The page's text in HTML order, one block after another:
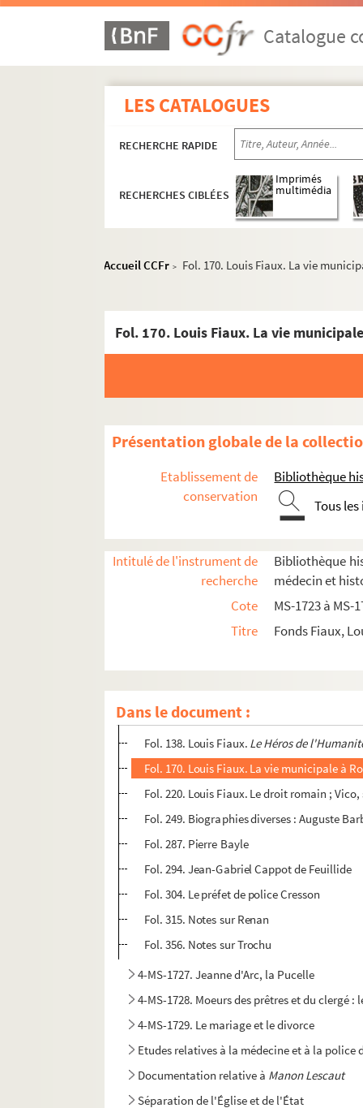
Catalogue
LES CATALOGUES
RECHERCHE RAPIDE
RECHERCHES CIBLÉES
Imprimés
multimédia
Accueil CCFr > Fol. 170. Louis Fiaux. La vie
Présentation globale de la
Etablissement de
conservation
Bibliothèque
Tous
Intitulé de l'instrument de
recherche
Bibliothèque
médecin et
Cote
MS-1723 à MS-
Titre
Fonds Fiaux,
Dans le document :
Documents relatifs à ses activités de
4-MS-1726. Notes diverses de Louis Fiaux
Du recrutement de la
Fol. 31. Louis Fiaux.
Fol. 93. Notes sur la manière d'écrire
Fol. 124. Louis Fiaux. Franc-maçonnerie :
Fol. 138. Louis Fiaux. Le Héros de
Fol. 170. Louis Fiaux. La vie municipale à
Fol. 220. Louis Fiaux. Le droit romain ;
Fol. 249. Biographies diverses : Auguste
Fol. 287. Pierre Bayle
Fol. 294. Jean-Gabriel Cappot de Feuillide
Fol. 304. Le préfet de police Cresson
Fol. 315. Notes sur Renan
Fol. 356. Notes sur Trochu
4-MS-1727. Jeanne d'Arc, la Pucelle
4-MS-1728. Moeurs des prêtres et du clergé
4-MS-1729. Le mariage et le divorce
Etudes relatives à la médecine et à la police
Documentation relative à Manon Lescaut
Séparation de l'Église et de l'État